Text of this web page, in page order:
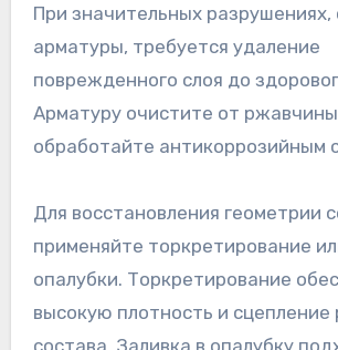
При значительных разрушениях,
арматуры, требуется удаление
поврежденного слоя до
Арматуру очистите от
обработайте антикоррозийным
Для восстановления геометрии
применяйте торкретирование
опалубки. Торкретирование
высокую плотность и сцепление
состава. Заливка в опалубку